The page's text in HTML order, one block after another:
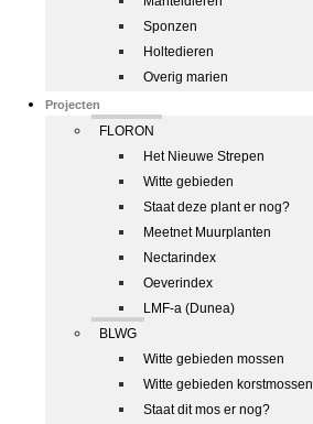
Sponzen
Holtedieren
Overig marien
Projecten
FLORON
Het Nieuwe Strepen
Witte gebieden
Staat deze plant er nog?
Meetnet Muurplanten
Nectarindex
Oeverindex
LMF-a (Dunea)
BLWG
Witte gebieden mossen
Witte gebieden korstmossen
Staat dit mos er nog?